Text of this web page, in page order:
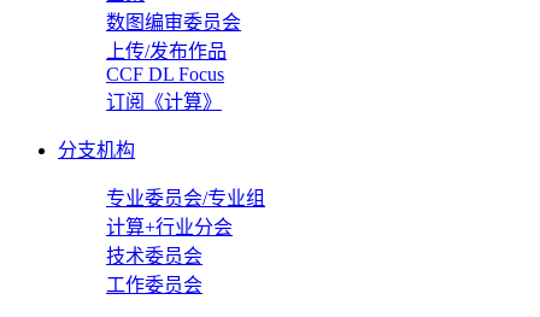
数图编审委员会
上传/发布作品
CCF DL Focus
订阅《计算》
分支机构
专业委员会/专业组
计算+行业分会
技术委员会
工作委员会